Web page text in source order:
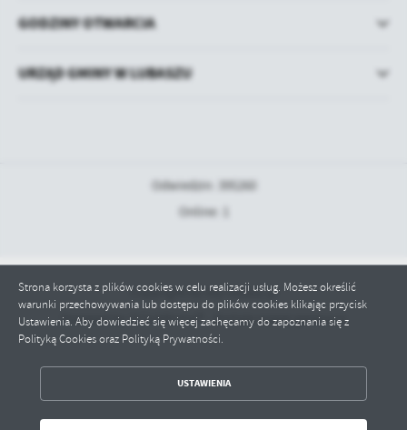
Strona korzysta z plików cookies w celu realizacji usług. Możesz określić
warunki przechowywania lub dostępu do plików cookies klikając przycisk
Ustawienia. Aby dowiedzieć się więcej zachęcamy do zapoznania się z
Polityką Cookies oraz Polityką Prywatności.
USTAWIENIA
ODRZUĆ WSZYSTKIE
GODZINY OTWARCIA
URZĄD GMINY W LUBASZU
Odwiedzin: 395260
Online: 1
Copyright by bip.lubasz.pl
Powered by2ClickPortal® - Portale nowej generacji